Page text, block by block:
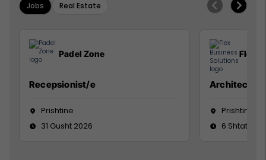
Jobs Real Estate
Padel Zone
Recepsionist/e
Prishtine
31 Gusht 2026
Flex
Architect
Prishtinë
6 Shtator